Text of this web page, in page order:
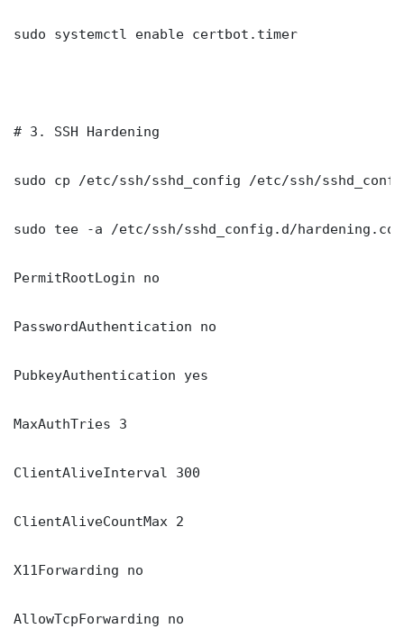
sudo systemctl enable certbot.timer
# 3. SSH Hardening
sudo cp /etc/ssh/sshd_config /etc/ssh/
sudo tee -a /etc/ssh/sshd_config.d/
PermitRootLogin no
PasswordAuthentication no
PubkeyAuthentication yes
MaxAuthTries 3
ClientAliveInterval 300
ClientAliveCountMax 2
X11Forwarding no
AllowTcpForwarding no